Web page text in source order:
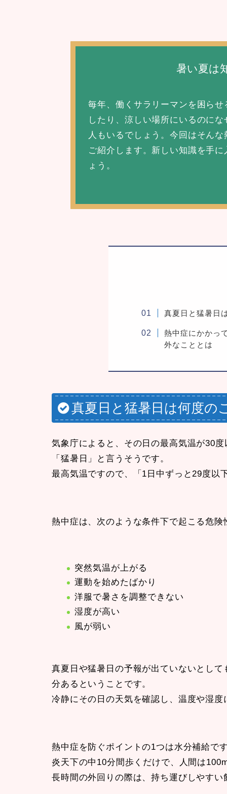
暑い夏は
毎年、働くサラリーマンを困ら
したり、涼しい場所にいるのに
人もいるでしょう。今回はそんな
ご紹介します。 新しい知識を手
ょう。
真夏日と猛暑日
熱中症にかかっ
外なこととは
真夏日と猛暑日は何度の
気象庁によると、その日の最高気温が30
「猛暑日」と言うそうです。
最高気温ですので、「1日中ずっと29度以
熱中症は、次のような条件下で起こる危険
突然気温が上がる
運動を始めたばかり
洋服で暑さを調整できない
湿度が高い
風が弱い
真夏日や猛暑日の予報が出ていないとし
分あるということです。
冷静にその日の天気を確認し、温度や湿
熱中症を防ぐポイントの1つは水分補給で
炎天下の中10分間歩くだけで、人間は
長時間の外回りの際は、持ち運びしやす